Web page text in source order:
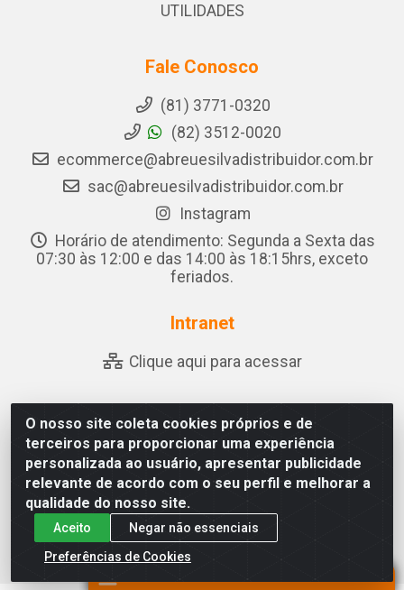
O nosso site coleta cookies próprios e de
terceiros para proporcionar uma experiência
personalizada ao usuário, apresentar publicidade
relevante de acordo com o seu perfil e melhorar a
qualidade do nosso site.
Aceito
Negar não essenciais
Preferências de Cookies
UTILIDADES
Fale Conosco
(81) 3771-0320
(82) 3512-0020
ecommerce@abreuesilvadistribuidor.com.br
sac@abreuesilvadistribuidor.com.br
Instagram
Horário de atendimento: Segunda a Sexta das
07:30 às 12:00 e das 14:00 às 18:15hrs, exceto
feriados.
Intranet
Clique aqui para acessar
Abreu & Silva - Rua Padre Jose de Souza Leite, 265 -
Ariado, Olho D'Água das Flores/AL - CEP 57.442-000 -
CNPJ 04.790.656/0001-06